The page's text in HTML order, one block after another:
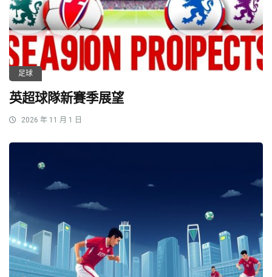
足球
英超球隊新賽季展望
2026 年 11 月 1 日